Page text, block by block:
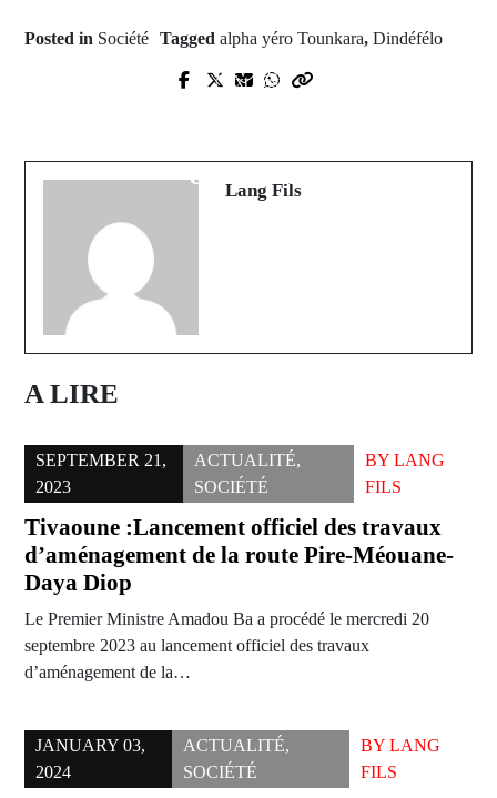
Posted in Société Tagged alpha yéro Tounkara, Dindéfélo
Prev Post
prison
Next Post
clandestin"
Lang Fils
A LIRE
SEPTEMBER 21,
2023
ACTUALITÉ,
SOCIÉTÉ
BY LANG
FILS
Tivaoune :Lancement officiel des travaux
d’aménagement de la route Pire-Méouane-
Daya Diop
Le Premier Ministre Amadou Ba a procédé le mercredi 20
septembre 2023 au lancement officiel des travaux
d’aménagement de la…
JANUARY 03,
2024
ACTUALITÉ,
SOCIÉTÉ
BY LANG
FILS